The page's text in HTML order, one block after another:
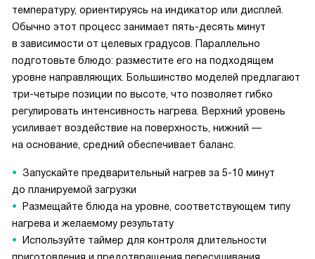
температуру, ориентируясь на индикатор или дисплей.
Обычно этот процесс занимает пять-десять минут
в зависимости от целевых градусов. Параллельно
подготовьте блюдо: разместите его на подходящем
уровне направляющих. Большинство моделей предлагают
три-четыре позиции по высоте, что позволяет гибко
регулировать интенсивность нагрева. Верхний уровень
усиливает воздействие на поверхность, нижний —
на основание, средний обеспечивает баланс.
Запускайте предварительный нагрев за 5-10 минут
до планируемой загрузки
Размещайте блюда на уровне, соответствующем типу
нагрева и желаемому результату
Используйте таймер для контроля длительности
приготовления и предотвращения пересушивания